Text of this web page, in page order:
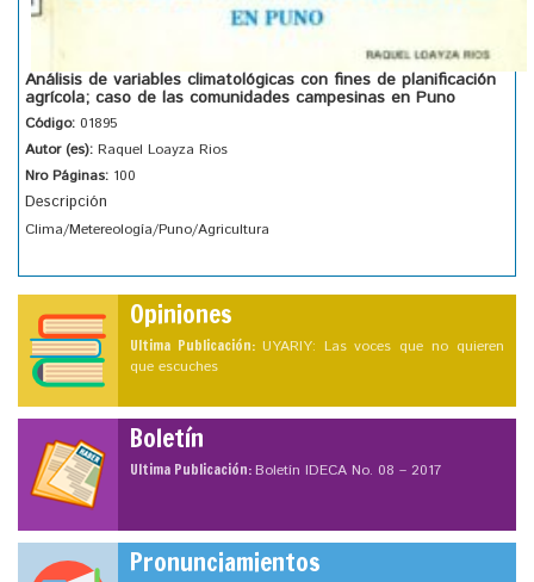
Análisis de variables climatológicas con fines de planificación
agrícola; caso de las comunidades campesinas en Puno
Código: 01895
Autor (es): Raquel Loayza Rios
Nro Páginas: 100
Descripción
Clima/Metereología/Puno/Agricultura
Opiniones
Ultima Publicación: UYARIY: Las voces que no quieren
que escuches
Boletín
Ultima Publicación:Boletín IDECA No. 08 – 2017
Pronunciamientos